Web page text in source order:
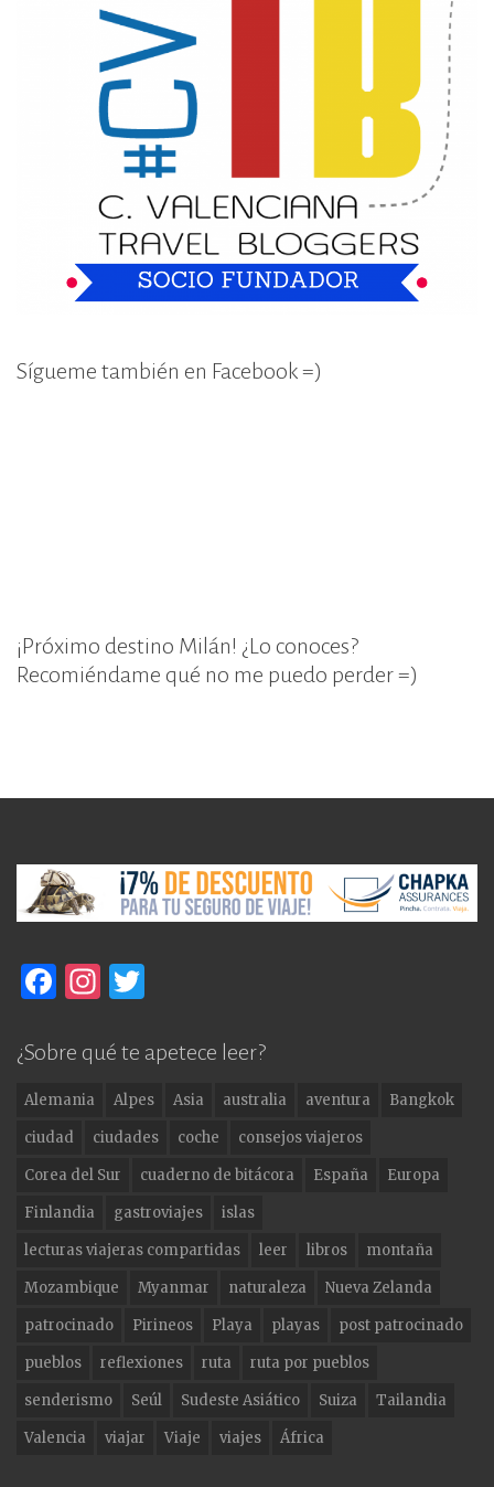
Sígueme también en Facebook =)
¡Próximo destino Milán! ¿Lo conoces?
Recomiéndame qué no me puedo perder =)
F
c
e
b
o
o
k
In
a
g
ra
m
it
te
r
¿Sobre qué te apetece leer?
Alemania Alpes Asia australia aventura
Bangkok
ciudad
ciudades coche
consejos viajeros
Corea del Sur
cuaderno de bitácora España
Europa
Finlandia
gastroviajes
islas
lecturas viajeras compartidas
leer libros
montaña
Mozambique
Myanmar naturaleza
Nueva Zelanda
patrocinado
Pirineos Playa playas
post patrocinado
pueblos
reflexiones ruta
ruta por pueblos
senderismo
Seúl Sudeste Asiático Suiza
Tailandia
Valencia
viajar Viaje viajes África